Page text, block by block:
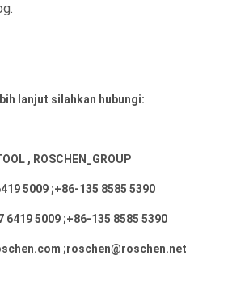
lanjut silahkan hubungi:
, ROSCHEN_GROUP
5009 ;+86-135 8585 5390
6419 5009 ;+86-135 8585 5390
;roschen@roschen.net